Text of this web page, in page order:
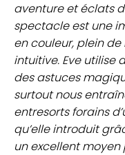
aventure et éclats
spectacle est une
en couleur, plein de
intuitive. Eve utilise
des astuces
surtout nous
entresorts forains
qu’elle introduit
un excellent